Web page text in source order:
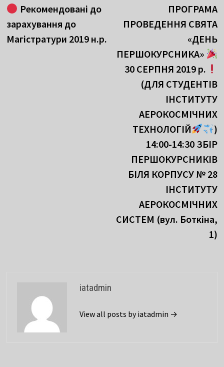
записів post:
Рекомендовані до
зарахування до
Магістратури 2019 н.р.
ПРОГРАМА
ПРОВЕДЕННЯ СВЯТА
«ДЕНЬ
ПЕРШОКУРСНИКА»
30 СЕРПНЯ 2019 р.
(ДЛЯ СТУДЕНТІВ
ІНСТИТУТУ
АЕРОКОСМІЧНИХ
ТЕХНОЛОГІЙ
)
14:00-14:30 ЗБІР
ПЕРШОКУРСНИКІВ
БІЛЯ КОРПУСУ № 28
ІНСТИТУТУ
АЕРОКОСМІЧНИХ
СИСТЕМ (вул. Боткіна,
1)
iatadmin
View all posts by iatadmin →